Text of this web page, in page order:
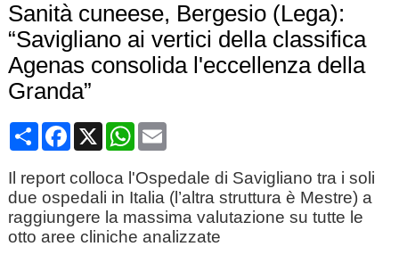
Sanità cuneese, Bergesio (Lega):
“Savigliano ai vertici della classifica
Agenas consolida l'eccellenza della
Granda”
CondividiFacebook
X WhatsApp
Email
Il report colloca l'Ospedale di Savigliano tra i soli
due ospedali in Italia (l’altra struttura è Mestre) a
raggiungere la massima valutazione su tutte le
otto aree cliniche analizzate